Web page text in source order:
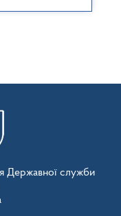
Державної служби